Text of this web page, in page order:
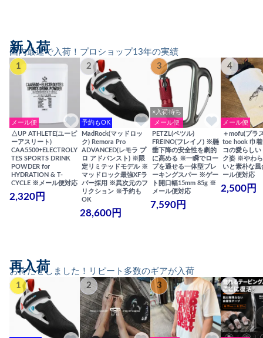
国内最速で入荷！プロショップ13年の実績
新入荷
1
メール便
△UP ATHLETE(ユーピ
ーアスリート)
CAA5500+ELECTROLY
TES SPORTS DRINK
POWDER for
HYDRATION & T-
CYCLE ※メール便対応
2,320円
2
予約もOK
MadRock(マッドロッ
ク) Remora Pro
ADVANCED(レモラ プ
ロ アドバンスト) ※限
定リミテッドモデル ※
マッドロック最強XFラ
バー採用 ※異次元のフ
リクション ※予約も
OK
28,600円
3
×入荷待ち
メール便
PETZL(ペツル)
FREINO(フレイノ) ※懸
垂下降の安全性を劇的
に高める ※一瞬でロー
プを通せる一体型ブレ
ーキングスパー ※ゲー
ト開口幅15mm 85g ※
メール便対応
7,590円
4
メール便
＋mofu(プラ
toe hook 巾
コの愛らしい
ク姿 ※やわ
いと素朴な
ール便対応
2,500円
お待たせしました！リピート多数のギアが入荷
再入荷
1 2 3 4